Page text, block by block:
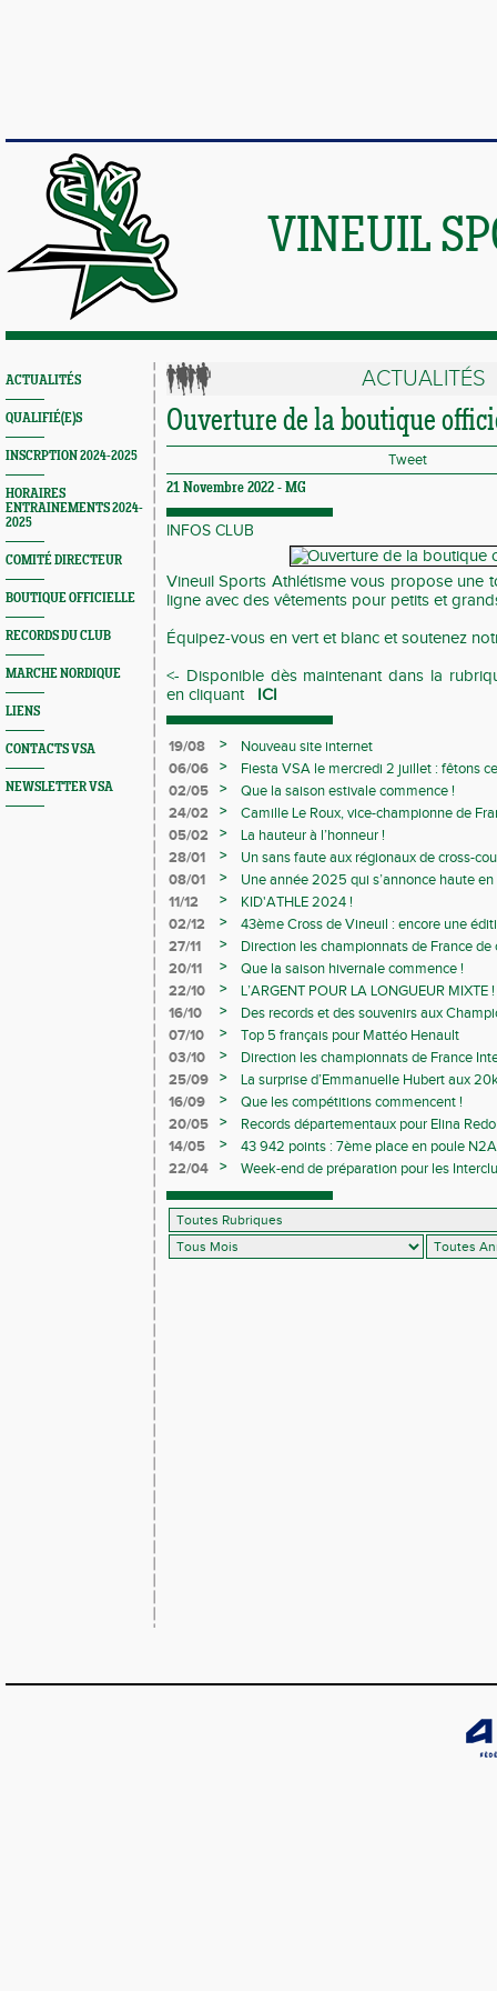
VINEUIL
ACTUALITÉS
QUALIFIÉ(E)S
INSCRPTION 2024-2025
HORAIRES
ENTRAINEMENTS 2024-
2025
COMITÉ DIRECTEUR
BOUTIQUE OFFICIELLE
RECORDS DU CLUB
MARCHE NORDIQUE
LIENS
CONTACTS VSA
NEWSLETTER VSA
ACTUALITÉS
Ouverture de la boutique
Tweet
21 Novembre 2022 - MG
INFOS CLUB
Vineuil Sports Athlétisme vous propose une
ligne avec des vêtements pour petits et
Équipez-vous en vert et blanc et soutenez
<- Disponible dès maintenant dans la
en cliquant ICI
19/08 >
Nouveau site internet
06/06
>
Fiesta VSA le mercredi 2 juillet : fêtons
02/05
>
Que la saison estivale commence !
24/02
>
Camille Le Roux, vice-championne de
05/02
>
La hauteur à l’honneur !
28/01
>
Un sans faute aux régionaux de cross-
08/01
>
Une année 2025 qui s’annonce haute
11/12
>
KID'ATHLE 2024 !
02/12
>
43ème Cross de Vineuil : encore une
27/11
>
Direction les championnats de France de
20/11
>
Que la saison hivernale commence !
22/10
>
L’ARGENT POUR LA LONGUEUR MIXTE !
16/10
>
Des records et des souvenirs aux
Avenirs
07/10 >
Top 5 français pour Mattéo Henault
03/10
>
Direction les championnats de France
25/09
>
La surprise d’Emmanuelle Hubert aux
16/09
>
Que les compétitions commencent !
20/05
>
Records départementaux pour Elina
14/05
>
43 942 points : 7ème place en poule
22/04
>
Week-end de préparation pour les